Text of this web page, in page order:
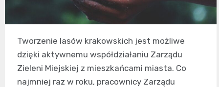
Tworzenie lasów krakowskich jest możliwe
dzięki aktywnemu współdziałaniu Zarządu
Zieleni Miejskiej z mieszkańcami miasta. Co
najmniej raz w roku, pracownicy Zarządu